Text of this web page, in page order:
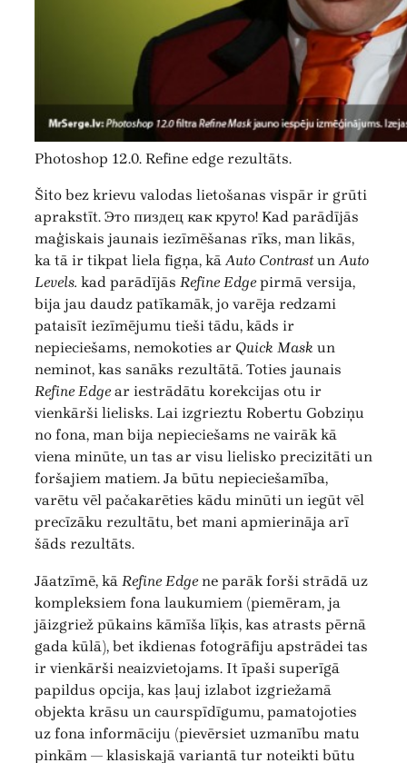
Photoshop 12.0. Refine edge rezultāts.
Šito bez krievu valodas lietošanas vispār ir grūti
aprakstīt. Это пиздец как круто! Kad parādījās
maģiskais jaunais iezīmēšanas rīks, man likās,
ka tā ir tikpat liela figņa, kāAuto ContrastunAuto
Levels. kad parādījās Refine Edgepirmā versija,
bija jau daudz patīkamāk, jo varēja redzami
pataisīt iezīmējumu tieši tādu, kāds ir
nepieciešams, nemokoties ar Quick Mask un
neminot, kas sanāks rezultātā. Toties jaunais
Refine Edgear iestrādātu korekcijas otu ir
vienkārši lielisks. Lai izgrieztu Robertu Gobziņu
no fona, man bija nepieciešams ne vairāk kā
viena minūte, un tas ar visu lielisko precizitāti un
foršajiem matiem. Ja būtu nepieciešamība,
varētu vēl pačakarēties kādu minūti un iegūt vēl
precīzāku rezultātu, bet mani apmierināja arī
šāds rezultāts.
Jāatzīmē, kā Refine Edgene parāk forši strādā uz
kompleksiem fona laukumiem (piemēram, ja
jāizgriež pūkains kāmīša līķis, kas atrasts pērnā
gada kūlā), bet ikdienas fotogrāfiju apstrādei tas
ir vienkārši neaizvietojams. It īpaši superīgā
papildus opcija, kas ļauj izlabot izgriežamā
objekta krāsu un caurspīdīgumu, pamatojoties
uz fona informāciju (pievērsiet uzmanību matu
pinkām — klasiskajā variantā tur noteikti būtu